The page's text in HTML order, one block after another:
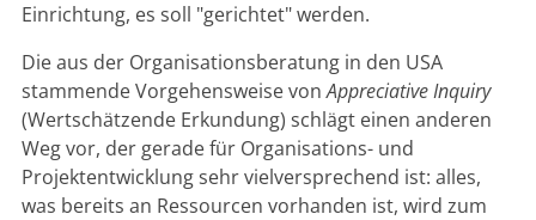
Einrichtung, es soll "gerichtet" werden.
Die aus der Organisationsberatung in den USA
stammende Vorgehensweise vonAppreciative Inquiry
(Wertschätzende Erkundung) schlägt einen anderen
Weg vor, der gerade für Organisations- und
Projektentwicklung sehr vielversprechend ist: alles,
was bereits an Ressourcen vorhanden ist, wird zum